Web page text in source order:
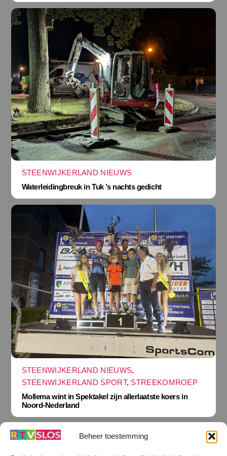
Beheer toestemming
STEENWIJKERLAND NIEUWS
Waterleidingbreuk in Tuk ’s nachts gedicht
STEENWIJKERLAND NIEUWS,
STEENWIJKERLAND SPORT, STREEKOMROEP
Mollema wint in Spektakel zijn allerlaatste koers in
Noord-Nederland